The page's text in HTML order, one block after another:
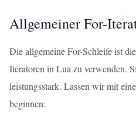
Allgemeiner For-
Die allgemeine For-Schleife ist
Iteratoren in Lua zu verwenden.
leistungsstark. Lassen wir mit
beginnen: